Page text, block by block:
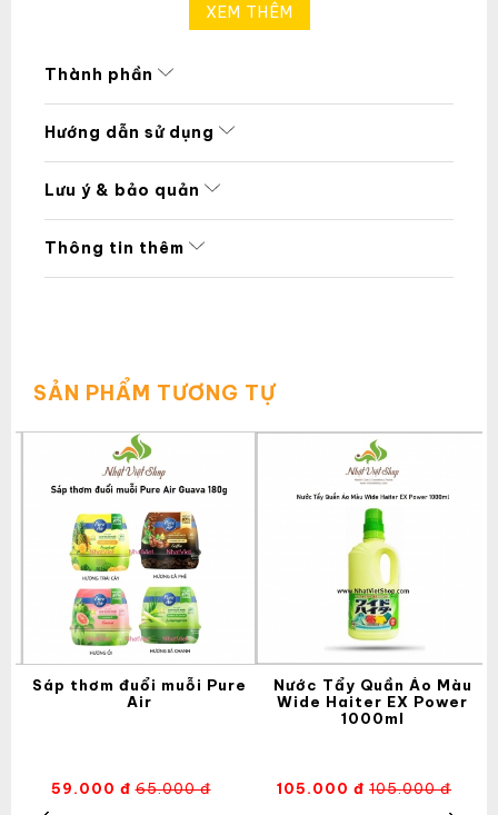
XEM THÊM
Thành phần
Hướng dẫn sử dụng
Lưu ý & bảo quản
Thông tin thêm
SẢN PHẨM TƯƠNG TỰ
Sáp thơm đuổi muỗi Pure
Air
59.000 đ 65.000 đ
Nước Tẩy Quần Áo Màu
Wide Haiter EX Power
1000ml
105.000 đ 105.000 đ